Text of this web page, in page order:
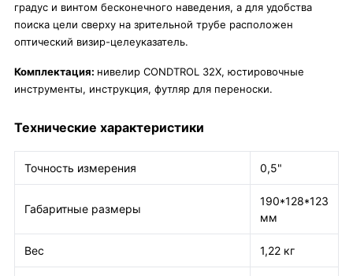
градус и винтом бесконечного наведения, а для удобства
поиска цели сверху на зрительной трубе расположен
оптический визир-целеуказатель.
Комплектация: нивелир CONDTROL 32X, юстировочные
инструменты, инструкция, футляр для переноски.
Технические характеристики
Точность измерения 0,5"
Габаритные размеры
190*128*123
мм
Вес 1,22 кг